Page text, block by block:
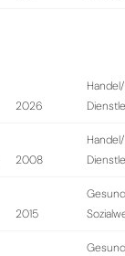
2026
Handel/
2008
Handel/
2015